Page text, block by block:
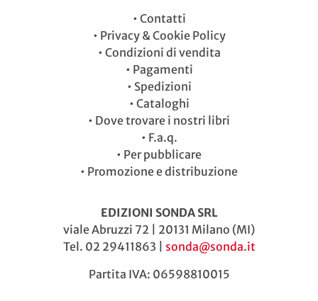
• Contatti
• Privacy & Cookie Policy
• Condizioni di vendita
• Pagamenti
• Spedizioni
• Cataloghi
• Dove trovare i nostri libri
• F.a.q.
• Per pubblicare
• Promozione e distribuzione
EDIZIONI SONDA SRL
viale Abruzzi 72 | 20131 Milano (MI)
Tel. 02 29411863 | sonda@sonda.it
Partita IVA: 06598810015